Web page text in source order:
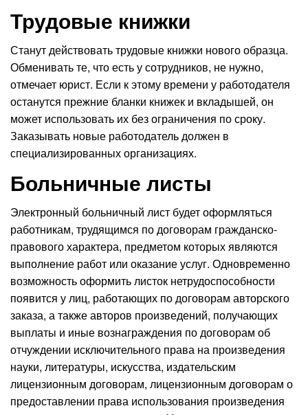
Трудовые книжки
Станут действовать трудовые книжки нового образца.
Обменивать те, что есть у сотрудников, не нужно,
отмечает юрист. Если к этому времени у работодателя
останутся прежние бланки книжек и вкладышей, он
может использовать их без ограничения по сроку.
Заказывать новые работодатель должен в
специализированных организациях.
Больничные листы
Электронный больничный лист будет оформляться
работникам, трудящимся по договорам гражданско-
правового характера, предметом которых являются
выполнение работ или оказание услуг. Одновременно
возможность оформить листок нетрудоспособности
появится у лиц, работающих по договорам авторского
заказа, а также авторов произведений, получающих
выплаты и иные вознаграждения по договорам об
отчуждении исключительного права на произведения
науки, литературы, искусства, издательским
лицензионным договорам, лицензионным договорам о
предоставлении права использования произведения